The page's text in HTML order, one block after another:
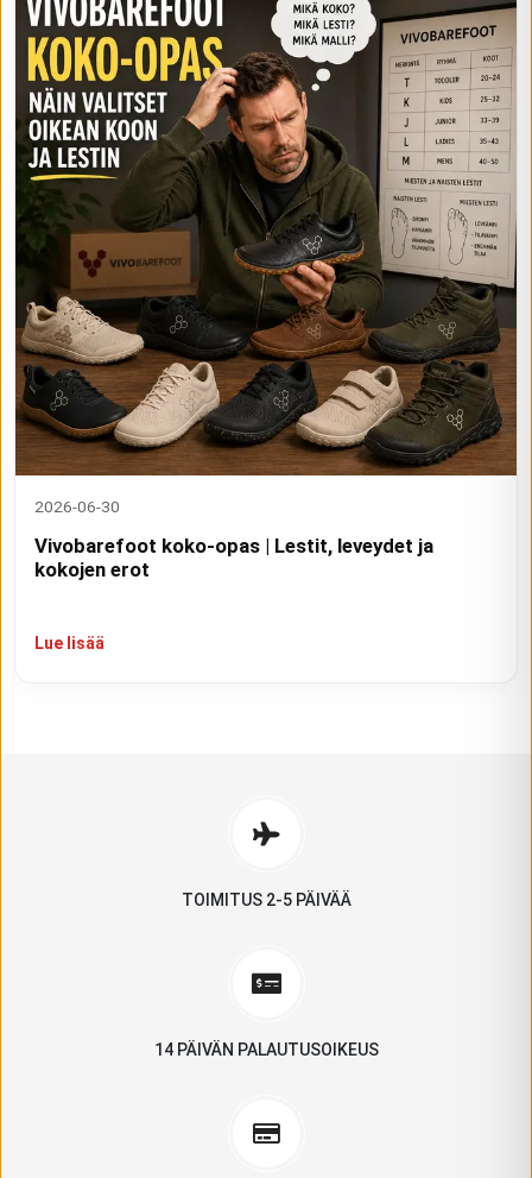
2026-06-30
Vivobarefoot koko-opas | Lestit, leveydet ja
kokojen erot
Lue lisää
TOIMITUS 2-5 PÄIVÄÄ
14 PÄIVÄN PALAUTUSOIKEUS